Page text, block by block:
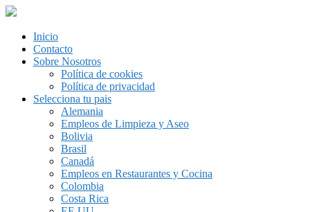
Inicio
Contacto
Sobre Nosotros
Política de cookies
Política de privacidad
Selecciona tu pais
Alemania
Empleos de Limpieza y Aseo
Bolivia
Brasil
Canadá
Empleos en Restaurantes y Cocina
Colombia
Costa Rica